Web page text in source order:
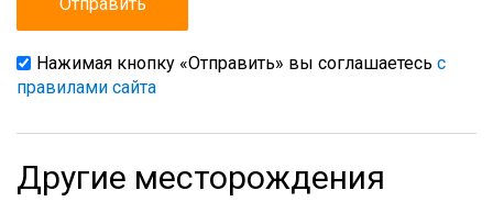
Нажимая кнопку «Отправить» вы соглашаетесь с
правилами сайта
Другие месторождения